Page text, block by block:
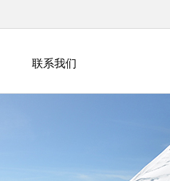
联系我们